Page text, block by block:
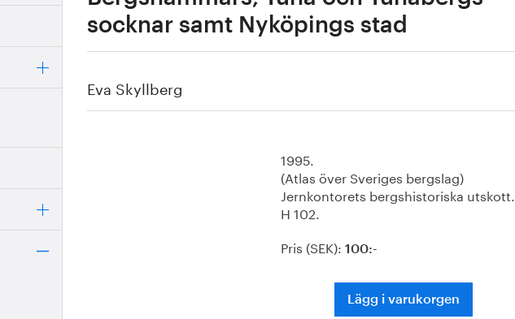
socknar samt Nyköpings stad
Eva Skyllberg
1995.
(Atlas över Sveriges bergslag)
Jernkontorets bergshistoriska utskott.
H 102.
Pris (SEK): 100:-
Lägg i varukorgen